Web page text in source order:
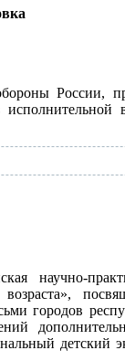
России,
исполнительной
научно-
городов
детский